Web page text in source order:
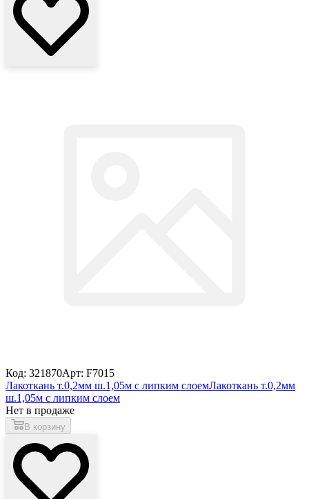
Код: 321870Арт: F7015
Лакоткань т.0,2мм ш.1,05м с липким слоемЛакоткань т.0,2мм
ш.1,05м с липким слоем
Нет в продаже
В корзину